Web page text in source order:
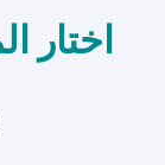
اختار